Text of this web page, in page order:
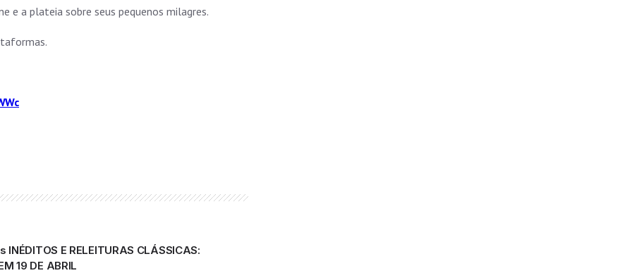
e a plateia sobre seus pequenos milagres.
E RELEITURAS CLÁSSICAS:
19 DE ABRIL